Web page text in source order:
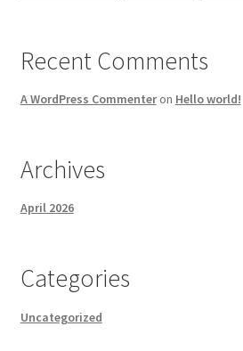
Recent Comments
A WordPress Commenteron Hello world!
Archives
April 2026
Categories
Uncategorized